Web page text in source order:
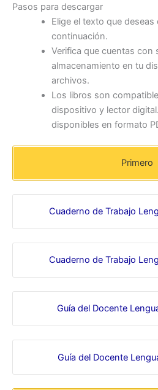
Pasos para descargar
Elige el texto que deseas
continuación.
Verifica que cuentas con
almacenamiento en tu
archivos.
Los libros son
dispositivo y lector
disponibles en formato
Primero
Cuaderno de Trabajo
Cuaderno de Trabajo
Guía del Docente
Guía del Docente